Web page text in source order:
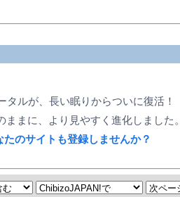
タルが、長い眠りからついに復活！
まに、より見やすく進化しました。
のサイトも登録しませんか？